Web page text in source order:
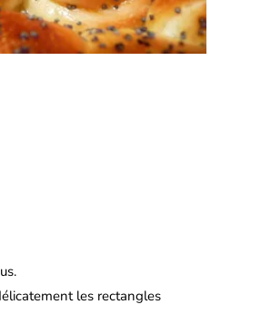
les rectangles